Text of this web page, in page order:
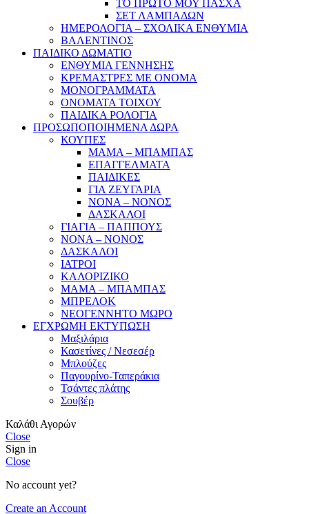
ΤΟ ΠΡΩΤΟ ΜΟΥ ΠΑΣΧΑ
ΣΕΤ ΛΑΜΠΑΔΩΝ
ΗΜΕΡΟΛΟΓΙΑ – ΣΧΟΛΙΚΑ ΕΝΘΥΜΙΑ
ΒΑΛΕΝΤΙΝΟΣ
ΠΑΙΔΙΚΟ ΔΩΜΑΤΙΟ
ΕΝΘΥΜΙΑ ΓΕΝΝΗΣΗΣ
ΚΡΕΜΑΣΤΡΕΣ ΜΕ ΟΝΟΜΑ
ΜΟΝΟΓΡΑΜΜΑΤΑ
ΟΝΟΜΑΤΑ ΤΟΙΧΟΥ
ΠΑΙΔΙΚΑ ΡΟΛΟΓΙΑ
ΠΡΟΣΩΠΟΠΟΙΗΜΕΝΑ ΔΩΡΑ
ΚΟΥΠΕΣ
ΜΑΜΑ – ΜΠΑΜΠΑΣ
ΕΠΑΓΓΕΛΜΑΤΑ
ΠΑΙΔΙΚΕΣ
ΓΙΑ ΖΕΥΓΑΡΙΑ
ΝΟΝΑ – ΝΟΝΟΣ
ΔΑΣΚΑΛΟΙ
ΓΙΑΓΙΑ – ΠΑΠΠΟΥΣ
ΝΟΝΑ – ΝΟΝΟΣ
ΔΑΣΚΑΛΟΙ
ΙΑΤΡΟΙ
ΚΑΛΟΡΙΖΙΚΟ
ΜΑΜΑ – ΜΠΑΜΠΑΣ
ΜΠΡΕΛΟΚ
ΝΕΟΓΕΝΝΗΤΟ ΜΩΡΟ
ΕΓΧΡΩΜΗ ΕΚΤΥΠΩΣΗ
Μαξιλάρια
Κασετίνες / Νεσεσέρ
Μπλούζες
Παγουρίνο-Ταπεράκια
Τσάντες πλάτης
Σουβέρ
Καλάθι Αγορών
Close
Sign in
Close
No account yet?
Create an Account